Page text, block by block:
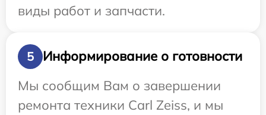
виды работ и запчасти.
5
Информирование о готовности
Мы сообщим Вам о завершении
ремонта техники Carl Zeiss, и мы